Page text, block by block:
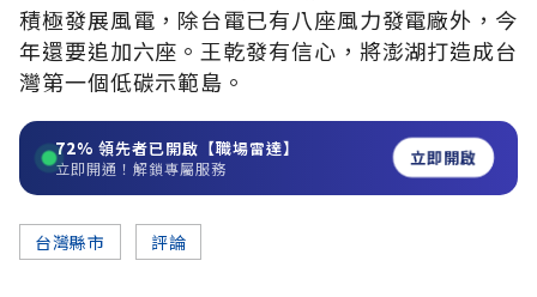
積極發展風電，除台電已有八座風力發電廠外，今
年還要追加六座。王乾發有信心，將澎湖打造成台
灣第一個低碳示範島。
72% 領先者已開啟【職場雷達】
立即開通！解鎖專屬服務 立即開啟
台灣縣市 評論